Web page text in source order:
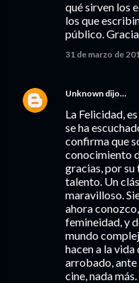
qué sirven los
los que
público.
31 de marzo de
Unknown dijo…
La Felicidad,
se ha
confirma que
conocimiento
gracias, por su
talento. Un
maravilloso.
ahora
femineidad, y
mundo
hacen a la
arrobado, ante
cine, nada más.